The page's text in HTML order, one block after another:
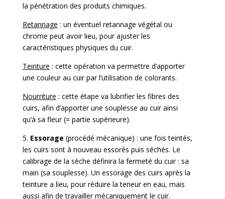
la pénétration des produits chimiques.
Retannage : un éventuel retannage végétal ou
chrome peut avoir lieu, pour ajuster les
caractéristiques physiques du cuir.
Teinture : cette opération va permettre d’apporter
une couleur au cuir par l’utilisation de colorants.
Nourriture : cette étape va lubrifier les fibres des
cuirs, afin d’apporter une souplesse au cuir ainsi
qu’à sa fleur (= partie supérieure).
5. Essorage (procédé mécanique) : une fois teintés,
les cuirs sont à nouveau essorés puis séchés. Le
calibrage de la sèche définira la fermeté du cuir : sa
main (sa souplesse). Un essorage des cuirs après la
teinture a lieu, pour réduire la teneur en eau, mais
aussi afin de travailler mécaniquement le cuir.